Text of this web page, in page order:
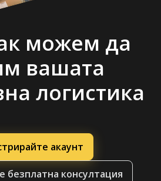
можем да
вашата
логистика
акаунт
безплатна консултация